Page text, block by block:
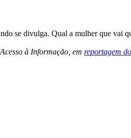
se divulga. Qual a mulher que vai
à Informação, em reportagem